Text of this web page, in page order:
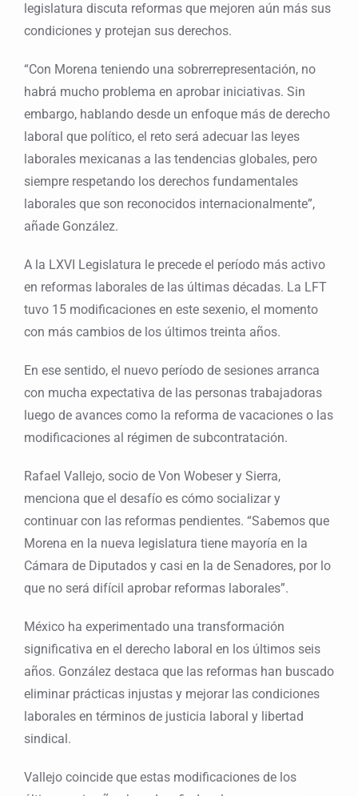
legislatura discuta reformas que mejoren aún más sus
condiciones y protejan sus derechos.
“Con Morena teniendo una sobrerrepresentación, no
habrá mucho problema en aprobar iniciativas. Sin
embargo, hablando desde un enfoque más de derecho
laboral que político, el reto será adecuar las leyes
laborales mexicanas a las tendencias globales, pero
siempre respetando los derechos fundamentales
laborales que son reconocidos internacionalmente”,
añade González.
A la LXVI Legislatura le precede el período más activo
en reformas laborales de las últimas décadas. La LFT
tuvo 15 modificaciones en este sexenio, el momento
con más cambios de los últimos treinta años.
En ese sentido, el nuevo período de sesiones arranca
con mucha expectativa de las personas trabajadoras
luego de avances como la reforma de vacaciones o las
modificaciones al régimen de subcontratación.
Rafael Vallejo, socio de Von Wobeser y Sierra,
menciona que el desafío es cómo socializar y
continuar con las reformas pendientes. “Sabemos que
Morena en la nueva legislatura tiene mayoría en la
Cámara de Diputados y casi en la de Senadores, por lo
que no será difícil aprobar reformas laborales”.
México ha experimentado una transformación
significativa en el derecho laboral en los últimos seis
años. González destaca que las reformas han buscado
eliminar prácticas injustas y mejorar las condiciones
laborales en términos de justicia laboral y libertad
sindical.
Vallejo coincide que estas modificaciones de los